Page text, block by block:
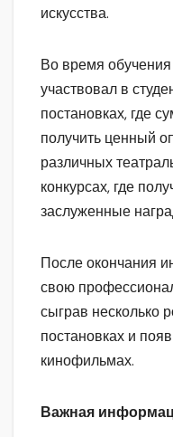
искусства.
Во время обучения
участвовал в
постановках, где
получить ценный
различных
конкурсах, где
заслуженные
После окончания
свою
сыграв несколько
постановках и
кинофильмах.
Важная